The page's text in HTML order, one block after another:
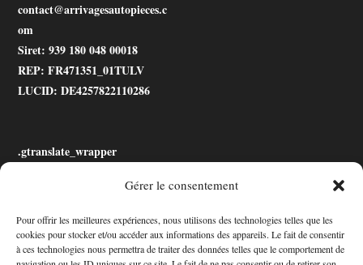
Gérer le consentement
Pour offrir les meilleures expériences, nous utilisons des technologies telles que les
cookies pour stocker et/ou accéder aux informations des appareils. Le fait de consentir
à ces technologies nous permettra de traiter des données telles que le comportement de
contact@arrivagesautopieces.c
om
Siret: 939 180 048 00018
REP: FR471351_01TULV
LUCID: DE4257822110286
.gtranslate_wrapper
Mon Compte